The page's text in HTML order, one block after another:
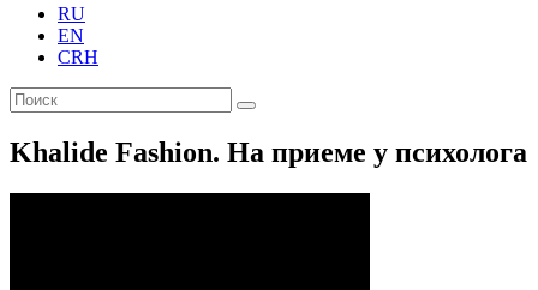
RU
EN
CRH
Khalide Fashion. На приеме у психолога